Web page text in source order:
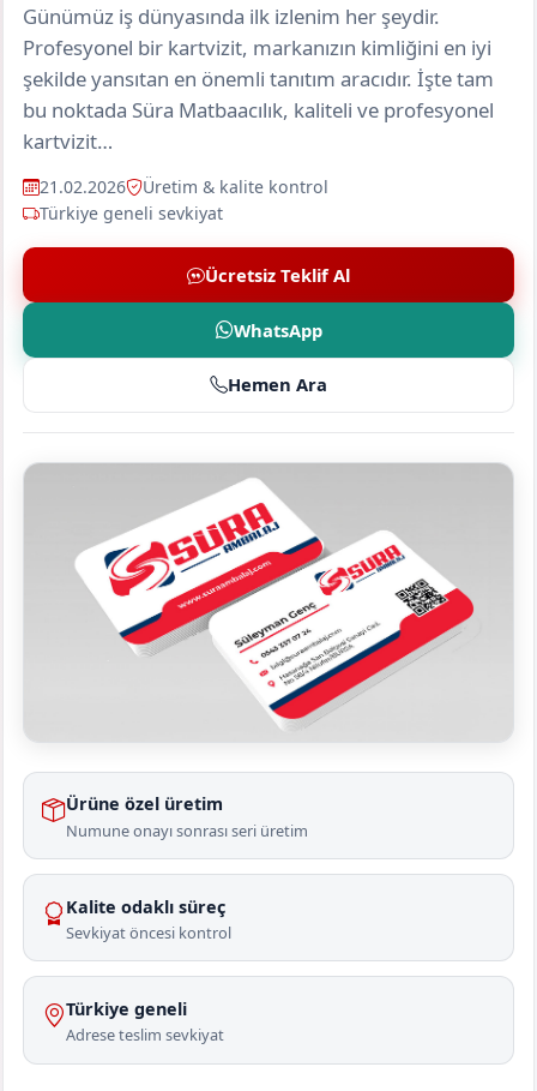
Günümüz iş dünyasında ilk izlenim her şeydir.
Profesyonel bir kartvizit, markanızın kimliğini en iyi
şekilde yansıtan en önemli tanıtım aracıdır. İşte tam
bu noktada Süra Matbaacılık, kaliteli ve profesyonel
kartvizit…
21.02.2026
Üretim & kalite kontrol
Türkiye geneli sevkiyat
Ücretsiz Teklif Al
WhatsApp
Hemen Ara
Ürüne özel üretim
Numune onayı sonrası seri üretim
Kalite odaklı süreç
Sevkiyat öncesi kontrol
Türkiye geneli
Adrese teslim sevkiyat